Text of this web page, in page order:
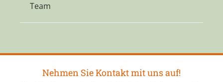
Team
Nehmen Sie Kontakt mit uns auf!